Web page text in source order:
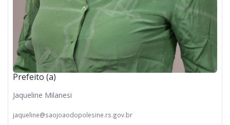
Prefeito (a)
Jaqueline Milanesi
jaqueline@saojoaodopolesine.rs.gov.br